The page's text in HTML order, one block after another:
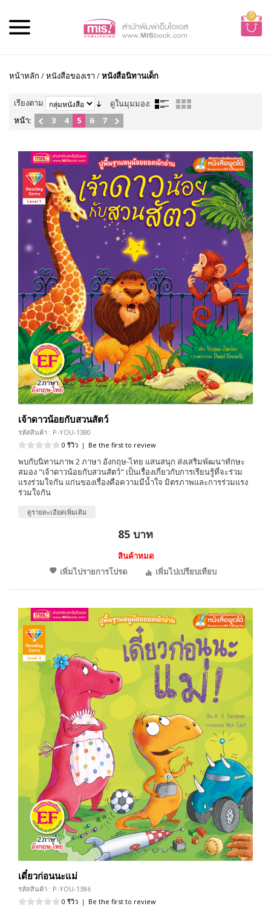
0
หน้าหลัก /หนังสือของเรา /หนังสือนิทานเด็ก
เรียงตาม
ดูในมุมมอง:
หน้า:
3 4 5 6 7
เจ้าดาวน้อยกับสวนสัตว์
รหัสสินค้า : P-YOU-1380
0 รีวิว | Be the first to review
พบกับนิทานภาพ 2 ภาษา อังกฤษ-ไทย แสนสนุก ส่งเสริมพัฒนาทักษะ
สมอง "เจ้าดาวน้อยกับสวนสัตว์" เป็นเรื่องเกี่ยวกับการเรียนรู้ที่จะร่วม
แรงร่วมใจกัน แก่นของเรื่องคือความมีน้ำใจ มิตรภาพและการร่วมแรง
ร่วมใจกัน
ดูรายละเอียดเพิ่มเติม
85 บาท
สินค้าหมด
เพิ่มไปรายการโปรด
เพิ่มไปเปรียบเทียบ
เดี๋ยวก่อนนะแม่
รหัสสินค้า : P-YOU-1386
0 รีวิว | Be the first to review